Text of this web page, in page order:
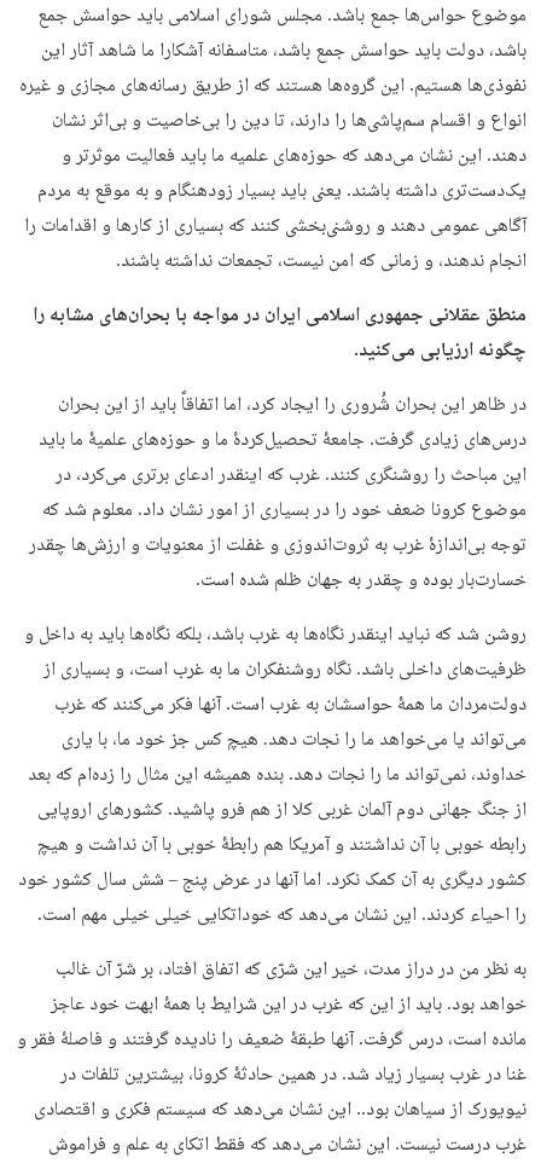
موضوع حواس‌ها جمع باشد. مجلس شورای اسلامی باید حواسش جمع
باشد، دولت باید حواسش جمع باشد، متاسفانه آشکارا ما شاهد آثار این
نفوذی‌ها هستیم. این گروه‌ها هستند که از طریق رسانه‌های مجازی و غیره
انواع و اقسام سم‌پاشی‌ها را دارند، تا دین را بی‌خاصیت و بی‌اثر نشان
دهند. این نشان می‌دهد که حوزه‌های علمیه ما باید فعالیت موثرتر و
یک‌دست‌تری داشته باشند. یعنی باید بسیار زودهنگام و به موقع به مردم
آگاهی عمومی دهند و روشنی‌بخشی کنند که بسیاری از کارها و اقدامات را
انجام ندهند، و زمانی که امن نیست، تجمعات نداشته باشند.
منطق عقلانی جمهوری اسلامی ایران در مواجه با بحران‌های مشابه را
چگونه ارزیابی می‌کنید.
در ظاهر این بحران شُروری را ایجاد کرد، اما اتفاقاً باید از این بحران
درس‌های زیادی گرفت. جامعۀ تحصیل‌کردۀ ما و حوزه‌های علمیۀ ما باید
این مباحث را روشنگری کنند. غرب که اینقدر ادعای برتری می‌کرد، در
موضوع کرونا ضعف خود را در بسیاری از امور نشان داد. معلوم شد که
توجه بی‌اندازۀ غرب به ثروت‌اندوزی و غفلت از معنویات و ارزش‌ها چقدر
خسارت‌بار بوده و چقدر به جهان ظلم شده است.
روشن شد که نباید اینقدر نگاه‌ها به غرب باشد، بلکه نگاه‌ها باید به داخل و
ظرفیت‌های داخلی باشد. نگاه روشنفکران ما به غرب است، و بسیاری از
دولت‌مردان ما همۀ حواسشان به غرب است. آنها فکر می‌کنند که غرب
می‌تواند یا می‌خواهد ما را نجات دهد. هیچ کس جز خود ما، با یاری
خداوند، نمی‌تواند ما را نجات دهد. بنده همیشه این مثال را زده‌ام که بعد
از جنگ جهانی دوم آلمان غربی کلا از هم فرو پاشید. کشورهای اروپایی
رابطه خوبی با آن نداشتند و آمریکا هم رابطۀ خوبی با آن نداشت و هیچ
کشور دیگری به آن کمک نکرد. اما آنها در عرض پنج – شش سال کشور خود
را احیاء کردند. این نشان می‌دهد که خوداتکایی خیلی خیلی مهم است.
به نظر من در دراز مدت، خیر این شرّی که اتفاق افتاد، بر شرّ آن غالب
خواهد بود. باید از این که غرب در این شرایط با همۀ ابهت خود عاجز
مانده است، درس گرفت. آنها طبقۀ ضعیف را نادیده گرفتند و فاصلۀ فقر و
غنا در غرب بسیار زیاد شد. در همین حادثۀ کرونا، بیشترین تلفات در
نیویورک از سیاهان بود.. این نشان می‌دهد که سیستم فکری و اقتصادی
غرب درست نیست. این نشان می‌دهد که فقط اتکای به علم و فراموش